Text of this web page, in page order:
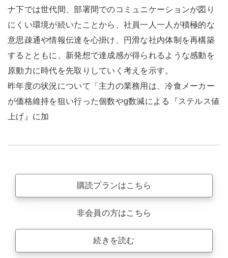
ナ下では世代間、部署間でのコミュニケーションが図り
にくい環境が続いたことから、社員一人一人が積極的な
意思疎通や情報伝達を心掛け、円滑な社内体制を再構築
するとともに、新発想で達成感が得られるような感動を
原動力に時代を先取りしていく考えを示す。
昨年度の状況について「主力の業務用は、冷食メーカー
が価格維持を狙い行った個数やg数減による『ステルス値
上げ』に加
購読プランはこちら
非会員の方はこちら
続きを読む